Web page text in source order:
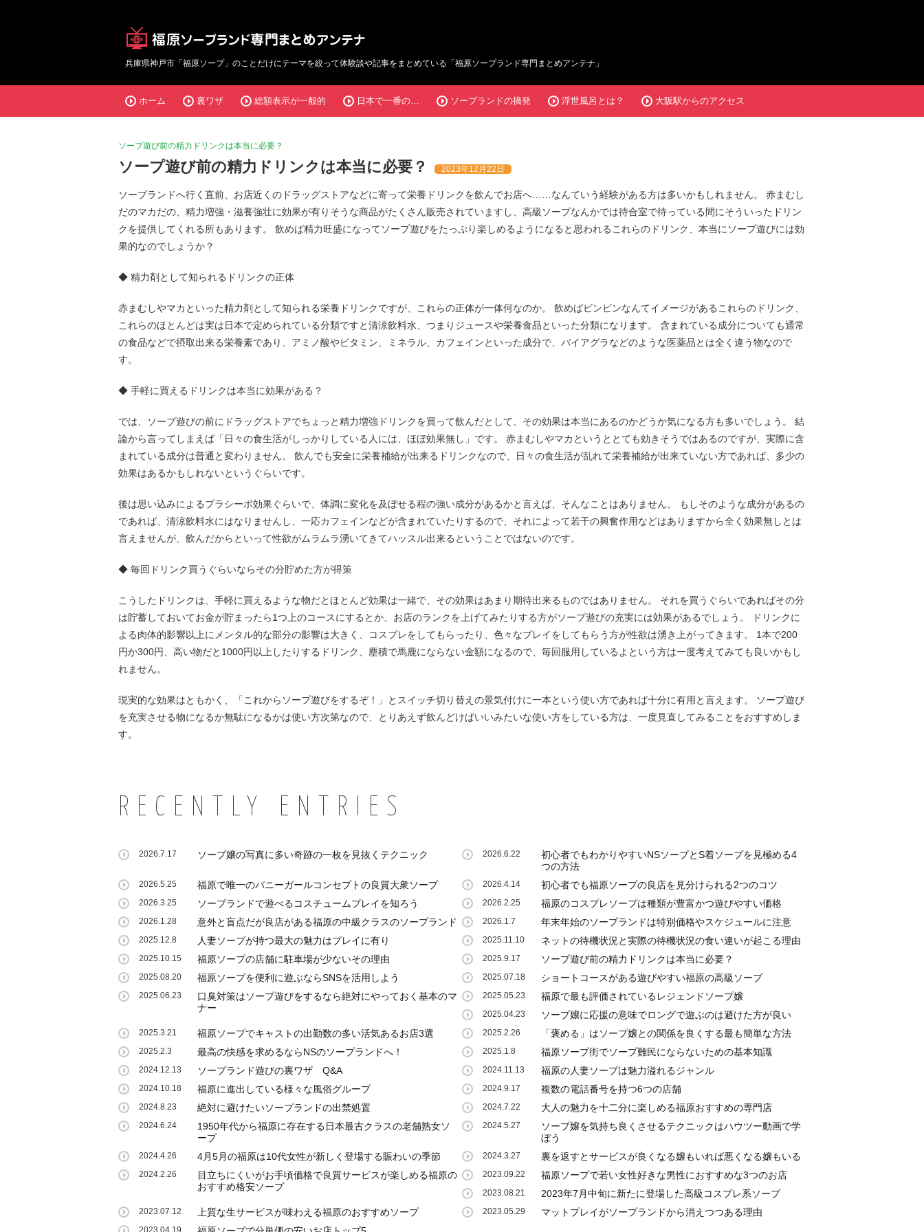
兵庫県神戸市「福原ソープ」のことだけにテーマを絞って体験談や記事をまとめている「 福原ソープランド専門まとめアンテナ」
ホーム 裏ワザ 総額表示が一般的 日本で一番の… ソープランドの摘発 浮世風呂とは？ 大阪駅からのアクセス
ソープ遊び前の精力ドリンクは本当に必要？
ソープ遊び前の精力ドリンクは本当に必要？ 2023年12月22日
ソープランドへ行く直前、お店近くのドラッグストアなどに寄って栄養ドリンクを飲んでお店へ……なんていう経験がある方は多いかもしれません。 赤まむし
だのマカだの、精力増強・滋養強壮に効果が有りそうな商品がたくさん販売されていますし、高級ソープなんかでは待合室で待っている間にそういったドリン
クを提供してくれる所もあります。 飲めば精力旺盛になってソープ遊びをたっぷり楽しめるようになると思われるこれらのドリンク、本当にソープ遊びには効
果的なのでしょうか？
◆ 精力剤として知られるドリンクの正体
赤まむしやマカといった精力剤として知られる栄養ドリンクですが、これらの正体が一体何なのか。 飲めばビンビンなんてイメージがあるこれらのドリンク、
これらのほとんどは実は日本で定められている分類ですと清涼飲料水、つまりジュースや栄養食品といった分類になります。 含まれている成分についても通常
の食品などで摂取出来る栄養素であり、アミノ酸やビタミン、ミネラル、カフェインといった成分で、バイアグラなどのような医薬品とは全く違う物なので
す。
◆ 手軽に買えるドリンクは本当に効果がある？
では、ソープ遊びの前にドラッグストアでちょっと精力増強ドリンクを買って飲んだとして、その効果は本当にあるのかどうか気になる方も多いでしょう。 結
論から言ってしまえば「日々の食生活がしっかりしている人には、ほぼ効果無し」です。 赤まむしやマカというととても効きそうではあるのですが、実際に含
まれている成分は普通と変わりません。 飲んでも安全に栄養補給が出来るドリンクなので、日々の食生活が乱れて栄養補給が出来ていない方であれば、多少の
効果はあるかもしれないというぐらいです。
後は思い込みによるプラシーボ効果ぐらいで、体調に変化を及ぼせる程の強い成分があるかと言えば、そんなことはありません。 もしそのような成分があるの
であれば、清涼飲料水にはなりませんし、一応カフェインなどが含まれていたりするので、それによって若干の興奮作用などはありますから全く効果無しとは
言えませんが、飲んだからといって性欲がムラムラ湧いてきてハッスル出来るということではないのです。
◆ 毎回ドリンク買うぐらいならその分貯めた方が得策
こうしたドリンクは、手軽に買えるような物だとほとんど効果は一緒で、その効果はあまり期待出来るものではありません。 それを買うぐらいであればその分
は貯蓄しておいてお金が貯まったら1つ上のコースにするとか、お店のランクを上げてみたりする方がソープ遊びの充実には効果があるでしょう。 ドリンクに
よる肉体的影響以上にメンタル的な部分の影響は大きく、コスプレをしてもらったり、色々なプレイをしてもらう方が性欲は湧き上がってきます。 1本で200
円か300円、高い物だと1000円以上したりするドリンク、塵積で馬鹿にならない金額になるので、毎回服用しているよという方は一度考えてみても良いかもし
れません。
現実的な効果はともかく、「これからソープ遊びをするぞ！」とスイッチ切り替えの景気付けに一本という使い方であれば十分に有用と言えます。 ソープ遊び
を充実させる物になるか無駄になるかは使い方次第なので、とりあえず飲んどけばいいみたいな使い方をしている方は、一度見直してみることをおすすめしま
す。
RECENTLY ENTRIES
2026.7.17 ソープ嬢の写真に多い奇跡の一枚を見抜くテクニック 2026.6.22
初心者でもわかりやすいNSソープとS着ソープを見極める4
つの方法
2026.5.25 福原で唯一のバニーガールコンセプトの良質大衆ソープ 2026.4.14 初心者でも福原ソープの良店を見分けられる2つのコツ
2026.3.25 ソープランドで遊べるコスチュームプレイを知ろう 2026.2.25 福原のコスプレソープは種類が豊富かつ遊びやすい価格
2026.1.28 意外と盲点だが良店がある福原の中級クラスのソープランド 2026.1.7 年末年始のソープランドは特別価格やスケジュールに注意
2025.12.8 人妻ソープが持つ最大の魅力はプレイに有り 2025.11.10 ネットの待機状況と実際の待機状況の食い違いが起こる理由
2025.10.15 福原ソープの店舗に駐車場が少ないその理由 2025.9.17 ソープ遊び前の精力ドリンクは本当に必要？
2025.08.20 福原ソープを便利に遊ぶならSNSを活用しよう 2025.07.18 ショートコースがある遊びやすい福原の高級ソープ
2025.06.23
口臭対策はソープ遊びをするなら絶対にやっておく基本のマ
ナー
2025.05.23 福原で最も評価されているレジェンドソープ嬢
2025.04.23 ソープ嬢に応援の意味でロングで遊ぶのは避けた方が良い
2025.3.21 福原ソープでキャストの出勤数の多い活気あるお店3選 2025.2.26 「褒める」はソープ嬢との関係を良くする最も簡単な方法
2025.2.3 最高の快感を求めるならNSのソープランドへ！ 2025.1.8 福原ソープ街でソープ難民にならないための基本知識
2024.12.13 ソープランド遊びの裏ワザ Q&A 2024.11.13 福原の人妻ソープは魅力溢れるジャンル
2024.10.18 福原に進出している様々な風俗グループ 2024.9.17 複数の電話番号を持つ6つの店舗
2024.8.23 絶対に避けたいソープランドの出禁処置 2024.7.22 大人の魅力を十二分に楽しめる福原おすすめの専門店
2024.6.24
1950年代から福原に存在する日本最古クラスの老舗熟女ソ
ープ
2024.5.27
ソープ嬢を気持ち良くさせるテクニックはハウツー動画で学
ぼう
2024.4.26 4月5月の福原は10代女性が新しく登場する賑わいの季節 2024.3.27 裏を返すとサービスが良くなる嬢もいれば悪くなる嬢もいる
2024.2.26
目立ちにくいがお手頃価格で良質サービスが楽しめる福原の
おすすめ格安ソープ
2023.09.22 福原ソープで若い女性好きな男性におすすめな3つのお店
2023.08.21 2023年7月中旬に新たに登場した高級コスプレ系ソープ
2023.07.12 上質な生サービスが味わえる福原のおすすめソープ 2023.05.29 マットプレイがソープランドから消えつつある理由
2023.04.19